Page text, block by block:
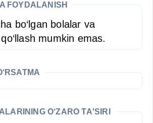
FOYDALANISH
bo‘lgan bolalar va
mumkin emas.
O‘ZARO TA'SIRI